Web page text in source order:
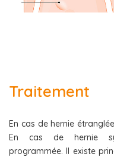
Traitement
En cas de hernie
En cas de hernie
programmée. Il existe